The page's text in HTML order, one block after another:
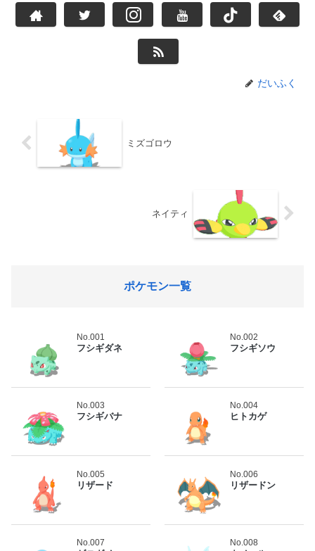
だいふく
ミズゴロウ
ネイティ
ポケモン一覧
No.001
フシギダネ
No.002
フシギソウ
No.003
フシギバナ
No.004
ヒトカゲ
No.005
リザード
No.006
リザードン
No.007 No.008